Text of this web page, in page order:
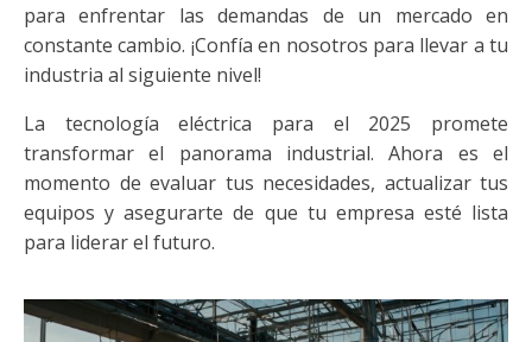
para enfrentar las demandas de un mercado en
constante cambio. ¡Confía en nosotros para llevar a tu
industria al siguiente nivel!
La tecnología eléctrica para el 2025 promete
transformar el panorama industrial. Ahora es el
momento de evaluar tus necesidades, actualizar tus
equipos y asegurarte de que tu empresa esté lista
para liderar el futuro.